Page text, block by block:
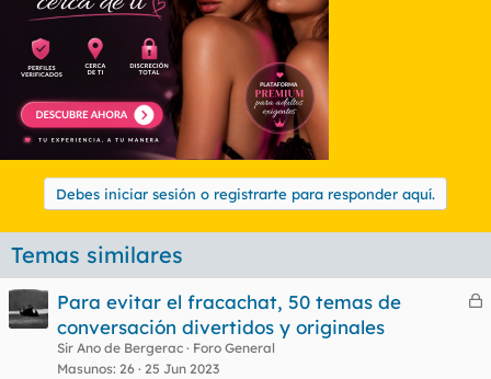
Debes iniciar sesión o registrarte para responder aquí.
Temas similares
C
Para evitar el fracachat, 50 temas de
conversación divertidos y originales
Sir Ano de Bergerac
Foro General
Masunos 26 25 Jun 2023